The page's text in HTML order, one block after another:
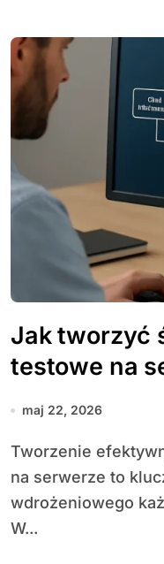
Jak tworzyć
testowe na
maj 22, 2026
Tworzenie efektywnych środowisk testowych
na serwerze to
wdrożeniowego
W...